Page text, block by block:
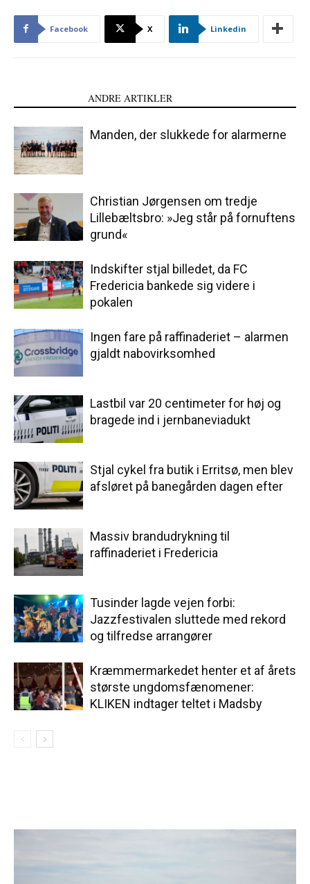
Facebook X Linkedin
ANDRE ARTIKLER
Manden, der slukkede for alarmerne
Christian Jørgensen om tredje
Lillebæltsbro: »Jeg står på fornuftens
grund«
Indskifter stjal billedet, da FC
Fredericia bankede sig videre i
pokalen
Ingen fare på raffinaderiet – alarmen
gjaldt nabovirksomhed
Lastbil var 20 centimeter for høj og
bragede ind i jernbaneviadukt
Stjal cykel fra butik i Erritsø, men blev
afsløret på banegården dagen efter
Massiv brandudrykning til
raffinaderiet i Fredericia
Tusinder lagde vejen forbi:
Jazzfestivalen sluttede med rekord
og tilfredse arrangører
Kræmmermarkedet henter et af årets
største ungdomsfænomener:
KLIKEN indtager teltet i Madsby